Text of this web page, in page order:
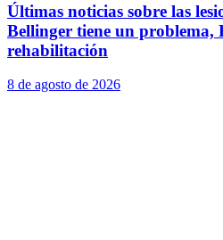
Últimas noticias sobre las
Bellinger tiene un problema,
rehabilitación
8 de agosto de 2026